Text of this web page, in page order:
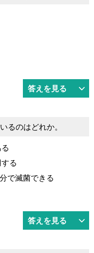
答えを見る
るのはどれか。
る
で滅菌できる
答えを見る